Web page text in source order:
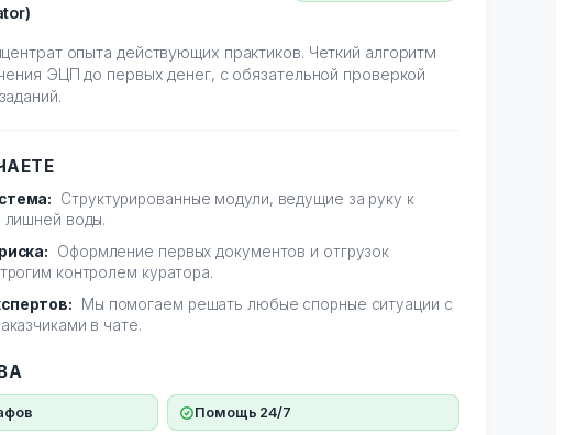
опыта действующих практиков. Четкий алгоритм
ЭЦП до первых денег, с обязательной проверкой
Структурированные модули, ведущие за руку к
лишней воды.
Оформление первых документов и отгрузок
контролем куратора.
Мы помогаем решать любые спорные ситуации с
в чате.
Помощь 24/7